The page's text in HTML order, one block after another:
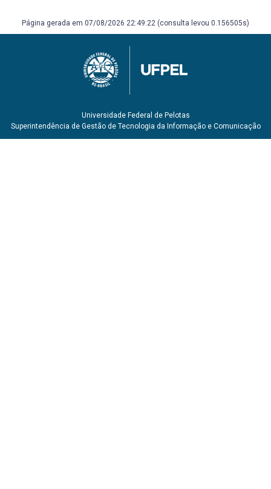
Página gerada em 07/08/2026 22:49:22 (consulta levou 0.156505s)
Universidade Federal de Pelotas
Superintendência de Gestão de Tecnologia da Informação e Comunicação